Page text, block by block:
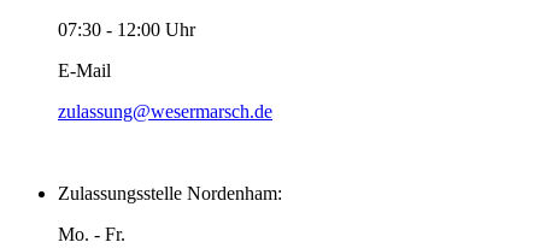
07:30 - 12:00 Uhr
E-Mail
zulassung@wesermarsch.de
Zulassungsstelle Nordenham:
Mo. - Fr.